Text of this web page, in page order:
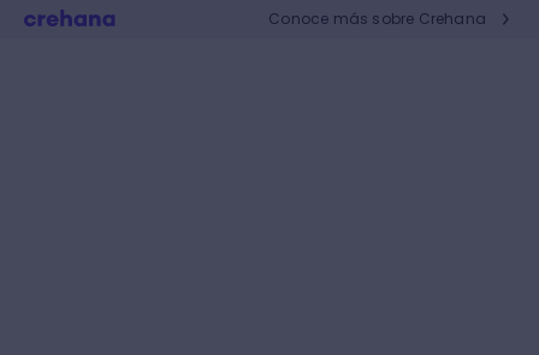
Conoce más sobre Crehana